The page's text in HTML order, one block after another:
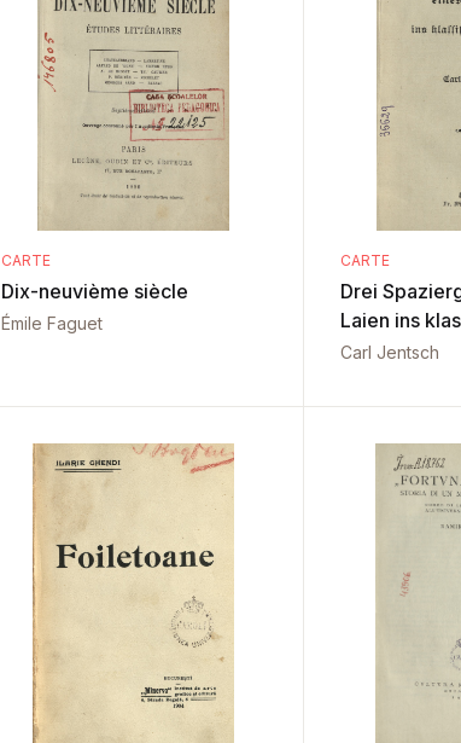
CARTE
Dix-neuvième siècle
Émile Faguet
CARTE
Drei
Laien ins
Carl Jentsch